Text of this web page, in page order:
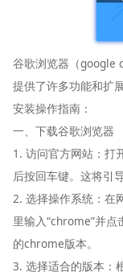
谷歌浏览器（google
提供了许多功能和扩
安装操作指南：
一、下载谷歌浏览器
1. 访问官方网站：打
后按回车键。这将引
2. 选择操作系统：在
里输入“chrome”并
的chrome版本。
3. 选择适合的版本：